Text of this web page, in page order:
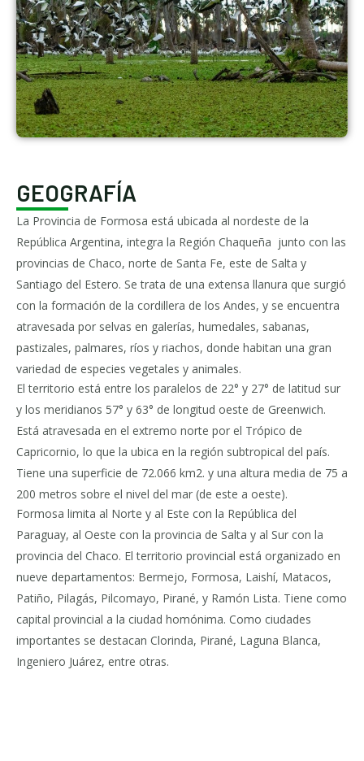
GEOGRAFÍA
La Provincia de Formosa está ubicada al nordeste de la
República Argentina, integra la Región Chaqueña junto con las
provincias de Chaco, norte de Santa Fe, este de Salta y
Santiago del Estero. Se trata de una extensa llanura que surgió
con la formación de la cordillera de los Andes, y se encuentra
atravesada por selvas en galerías, humedales, sabanas,
pastizales, palmares, ríos y riachos, donde habitan una gran
variedad de especies vegetales y animales.
El territorio está entre los paralelos de 22° y 27° de latitud sur
y los meridianos 57° y 63° de longitud oeste de Greenwich.
Está atravesada en el extremo norte por el Trópico de
Capricornio, lo que la ubica en la región subtropical del país.
Tiene una superficie de 72.066 km2. y una altura media de 75 a
200 metros sobre el nivel del mar (de este a oeste).
Formosa limita al Norte y al Este con la República del
Paraguay, al Oeste con la provincia de Salta y al Sur con la
provincia del Chaco. El territorio provincial está organizado en
nueve departamentos: Bermejo, Formosa, Laishí, Matacos,
Patiño, Pilagás, Pilcomayo, Pirané, y Ramón Lista. Tiene como
capital provincial a la ciudad homónima. Como ciudades
importantes se destacan Clorinda, Pirané, Laguna Blanca,
Ingeniero Juárez, entre otras.